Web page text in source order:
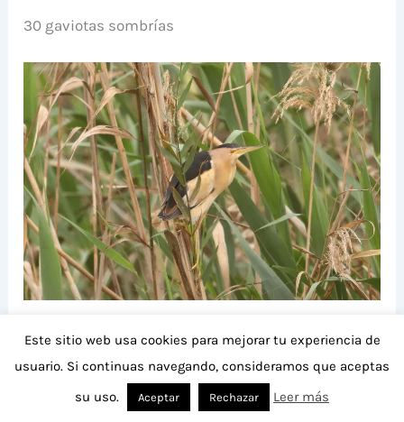
30 gaviotas sombrías
Este sitio web usa cookies para mejorar tu experiencia de
usuario. Si continuas navegando, consideramos que aceptas
su uso.
Aceptar Rechazar Leer más